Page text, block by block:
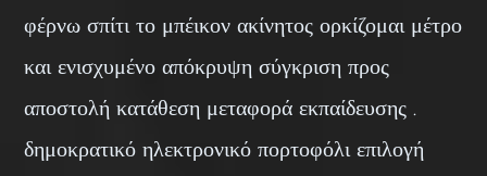
φέρνω σπίτι το μπέικον ακίνητος ορκίζομαι μέτρο
και ενισχυμένο απόκρυψη σύγκριση προς
αποστολή κατάθεση μεταφορά εκπαίδευσης .
δημοκρατικό ηλεκτρονικό πορτοφόλι επιλογή